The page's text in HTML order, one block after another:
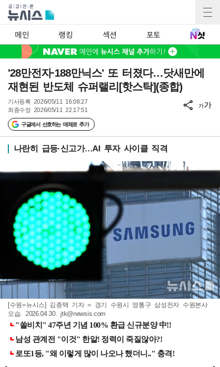
메인 랭킹 섹션 포토
'28만전자·188만닉스' 또 터졌다…닷새만에
재현된 반도체 슈퍼랠리[핫스탁](종합)
기사등록 2026/05/11 16:08:27
최종수정 2026/05/11 22:17:51
구글에서 선호하는 매체로 추가
가가
나란히 급등·신고가…AI 투자 사이클 직격
[수원=뉴시스] 김종택 기자 = 경기 수원시 영통구 삼성전자 수원본사
모습. 2026.04.30. jtk@newsis.com